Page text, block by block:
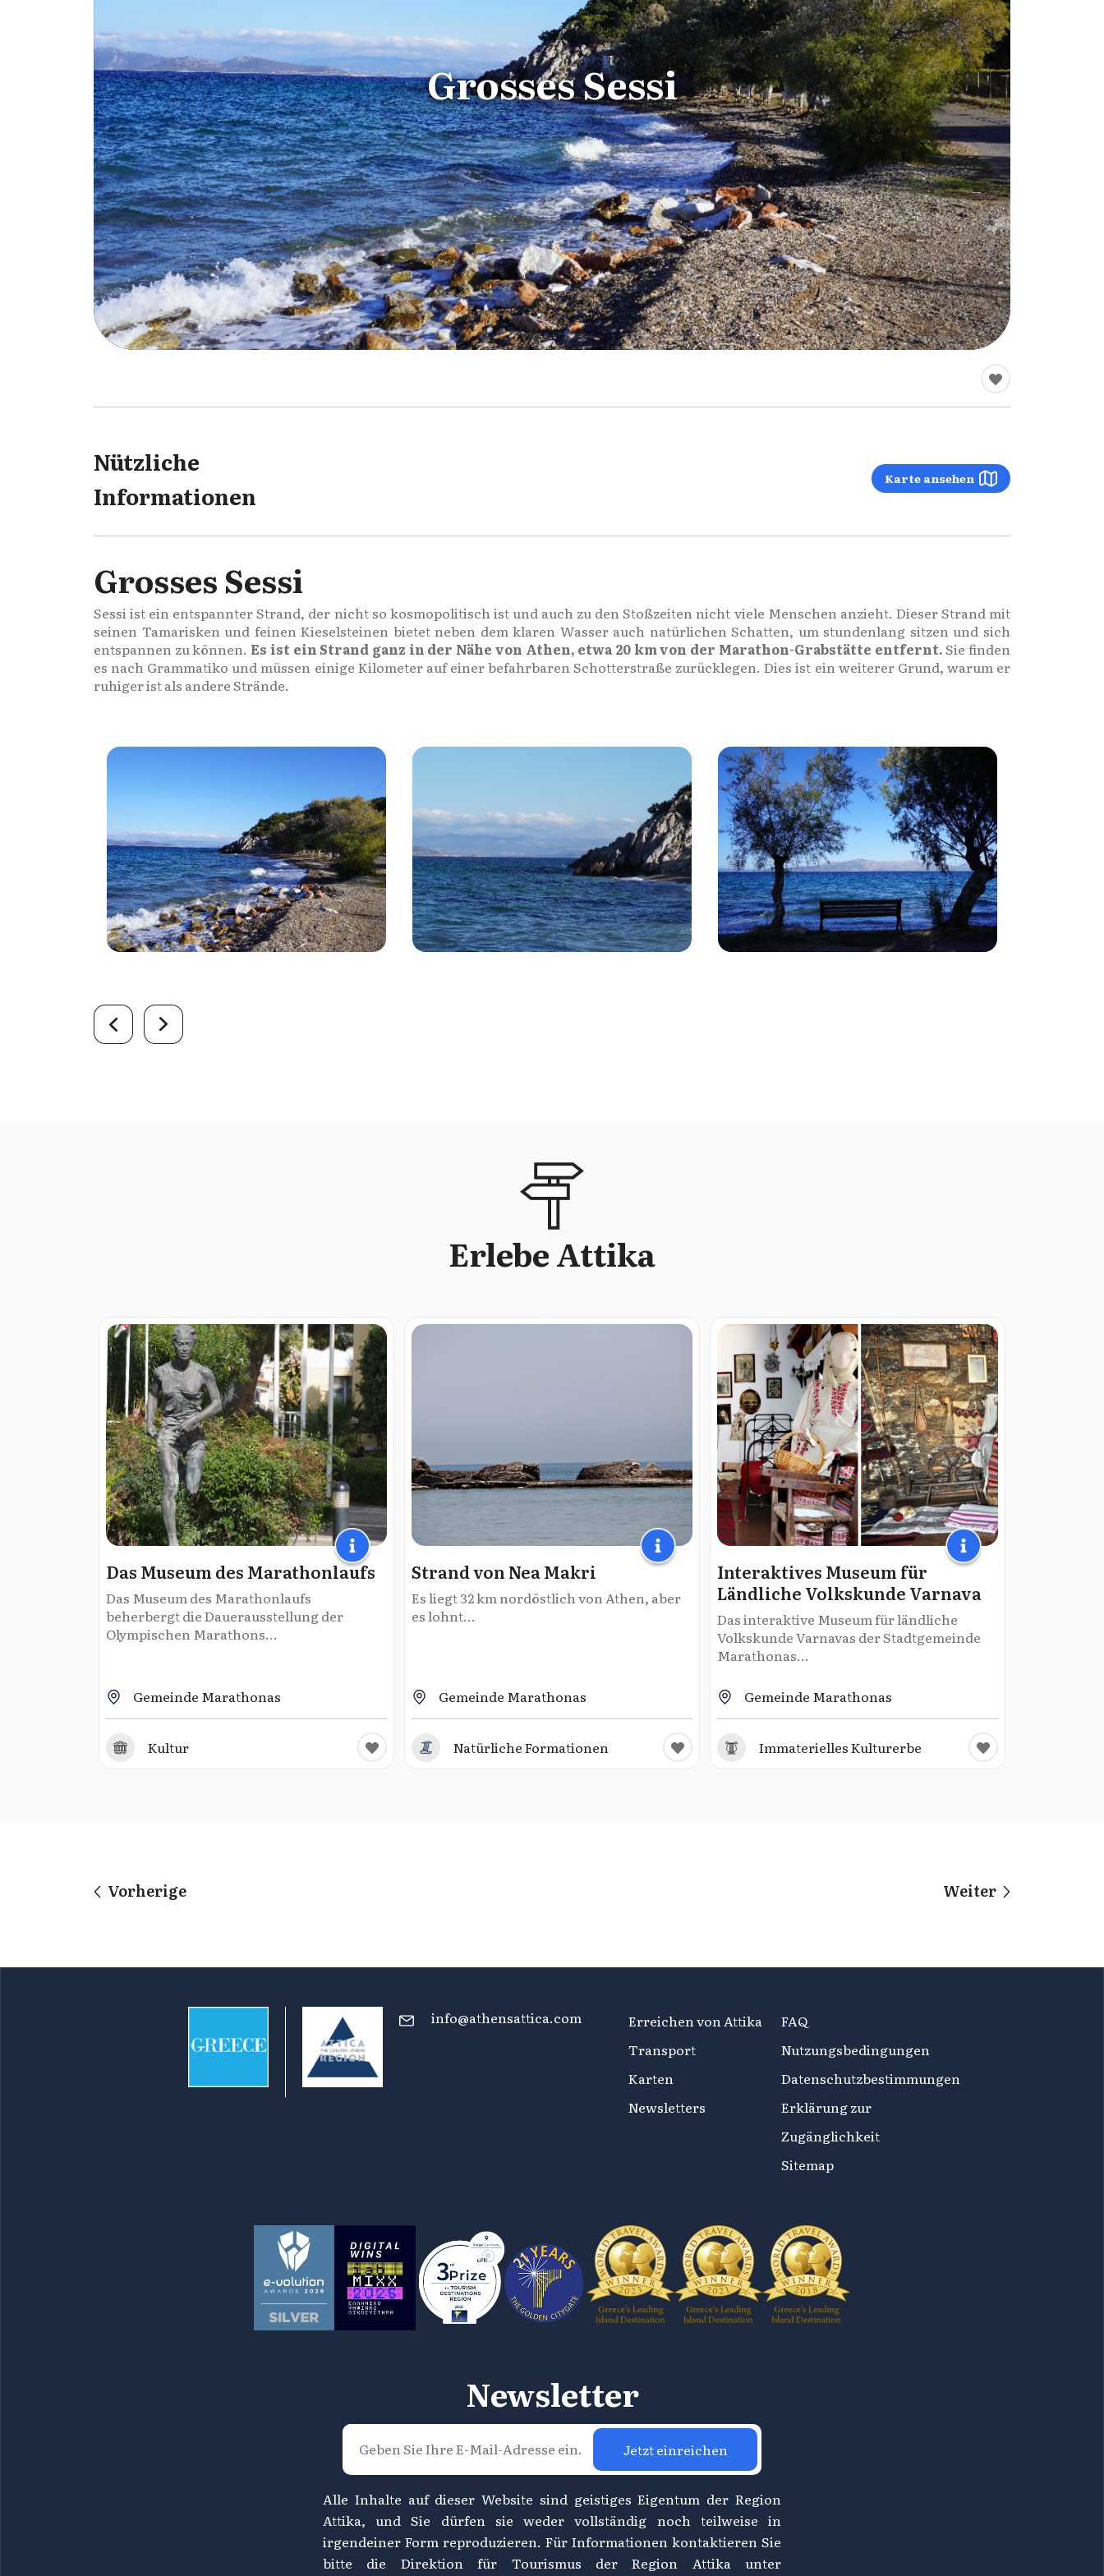
Grosses Sessi
Nützliche
Informationen
Karte ansehen
Grosses Sessi
Sessi ist ein entspannter Strand, der nicht so kosmopolitisch ist und auch zu den Stoßzeiten nicht viele Menschen anzieht. Dieser Strand mit
seinen Tamarisken und feinen Kieselsteinen bietet neben dem klaren Wasser auch natürlichen Schatten, um stundenlang sitzen und sich
entspannen zu können. Es ist ein Strand ganz in der Nähe von Athen, etwa 20 km von der Marathon-Grabstätte entfernt.Sie finden
es nach Grammatiko und müssen einige Kilometer auf einer befahrbaren Schotterstraße zurücklegen. Dies ist ein weiterer Grund, warum er
ruhiger ist als andere Strände.
Erlebe Attika
Das Museum des Marathonlaufs
Das Museum des Marathonlaufs
beherbergt die Dauerausstellung der
Olympischen Marathons...
Gemeinde Marathonas
Kultur
Strand von Nea Makri
Es liegt 32 km nordöstlich von Athen, aber
es lohnt...
Gemeinde Marathonas
Natürliche Formationen
Interaktives Museum für
Ländliche Volkskunde Varnava
Das interaktive Museum für ländliche
Volkskunde Varnavas der Stadtgemeinde
Marathonas...
Gemeinde Marathonas
Immaterielles Kulturerbe
Vorherige Weiter
info@athensattica.com
Erreichen von Attika
Transport
Karten
Newsletters
FAQ
Nutzungsbedingungen
Datenschutzbestimmungen
Erklärung zur
Zugänglichkeit
Sitemap
Newsletter
Jetzt einreichen
Alle Inhalte auf dieser Website sind geistiges Eigentum der Region
Attika, und Sie dürfen sie weder vollständig noch teilweise in
irgendeiner Form reproduzieren. Für Informationen kontaktieren Sie
bitte die Direktion für Tourismus der Region Attika unter